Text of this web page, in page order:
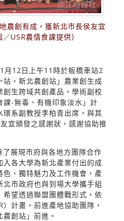
農創有成，獲新北市長侯友宜
USR農情食課提供）
月12日上午11時於板橋車站2
，新北農創站」農業創生成
生跨域共創產品。學術副校
課-無毒、有機印象淡水」計
系副教授李柏青出席，與其
宜頒發之感謝狀，感謝協助推
展現市府與各地方團隊合作
各大學為新北產業付出的成
、獨特魅力及工作機會，產
市政府也與到場大學攜手組
望透過聯盟團體戰形式，依
計畫，前進產地協助團隊，
創站」前進。